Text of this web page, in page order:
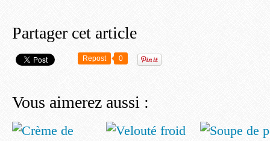
Partager cet article
Repost 0
Vous aimerez aussi :